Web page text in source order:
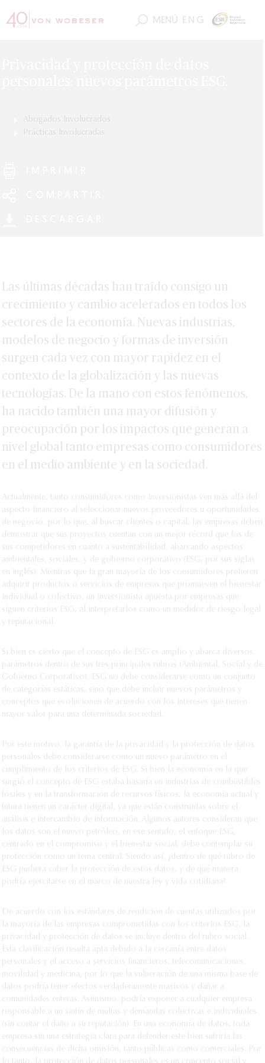
MENÚ ENG
Abogados Involucrados
Luis Burgueño
Prácticas Involucradas
Las últimas décadas han traído consigo un
crecimiento y cambio acelerados en todos los
sectores de la economía. Nuevas industrias,
modelos de negocio y formas de inversión
surgen cada vez con mayor rapidez en el
contexto de la globalización y las nuevas
tecnologías. De la mano con estos fenómenos,
ha nacido también una mayor difusión y
preocupación por los impactos que generan a
nivel global tanto empresas como consumidores
en el medio ambiente y en la sociedad.
Actualmente, tanto consumidores como inversionistas ven más allá del
aspecto financiero al seleccionar nuevos proveedores u oportunidades
de negocio, por lo que, al buscar clientes o capital, las empresas deben
demostrar que sus proyectos cuentan con un mejor récord que los de
sus competidores en cuanto a sustentabilidad, abarcando aspectos
ambientales, sociales, y de gobierno corporativo (ESG, por sus siglas
en inglés). Mientras que la gran mayoría de los consumidores prefieren
adquirir productos o servicios de empresas que promueven el bienestar
individual o colectivo, un inversionista apuesta por empresas que
siguen criterios ESG, al interpretarlos como un medidor de riesgo legal
y reputacional.
Si bien es cierto que el concepto de ESG es amplio y abarca diversos
parámetros dentro de sus tres principales rubros (Ambiental, Social y de
Gobierno Corporativo), ESG no debe considerarse como un conjunto
de categorías estáticas, sino que debe incluir nuevos parámetros y
conceptos que evolucionen de acuerdo con los intereses que tienen
mayor valor para una determinada sociedad.
Por este motivo, la garantía de la privacidad y la protección de datos
personales debe considerarse como un nuevo parámetro en el
cumplimiento de los criterios de ESG. Si bien la economía en la que
surgió el concepto de ESG estaba basada en industrias de combustibles
fósiles y en la transformación de recursos físicos, la economía actual y
futura tienen un carácter digital, ya que están construidas sobre el
análisis e intercambio de información. Algunos autores consideran que
los datos son el nuevo petróleo, en ese sentido, el enfoque ESG,
centrado en el compromiso y el bienestar social, debe contemplar su
protección como un tema central. Siendo así, ¿dentro de qué rubro de
ESG pudiera caber la protección de estos datos, y de qué manera
podría ejercitarse en el marco de nuestra ley y vida cotidiana?
De acuerdo con los estándares de rendición de cuentas utilizados por
la mayoría de las empresas comprometidas con los criterios ESG, la
privacidad y protección de datos se incluye dentro del rubro social.
Esta clasificación resulta apta debido a la cercanía entre datos
personales y el acceso a servicios financieros, telecomunicaciones,
movilidad y medicina, por lo que la vulneración de una misma base de
datos podría tener efectos verdaderamente masivos y dañar a
comunidades enteras. Asimismo, podría exponer a cualquier empresa
responsable a un sinfín de multas y demandas colectivas e individuales
(sin contar el daño a su reputación). En una economía de datos, toda
empresa sin una estrategia clara para defender este bien sufriría las
consecuencias de dicha omisión, tanto públicas como comerciales. Por